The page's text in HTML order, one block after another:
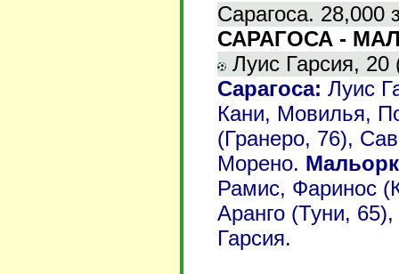
Сарагоса. 28,000
САРАГОСА -
Луис Гарсия, 20
Сарагоса: Луис
Кани, Мовилья,
(Гранеро, 76),
Морено.
Рамис, Фаринос
Аранго (Туни,
Гарсия.